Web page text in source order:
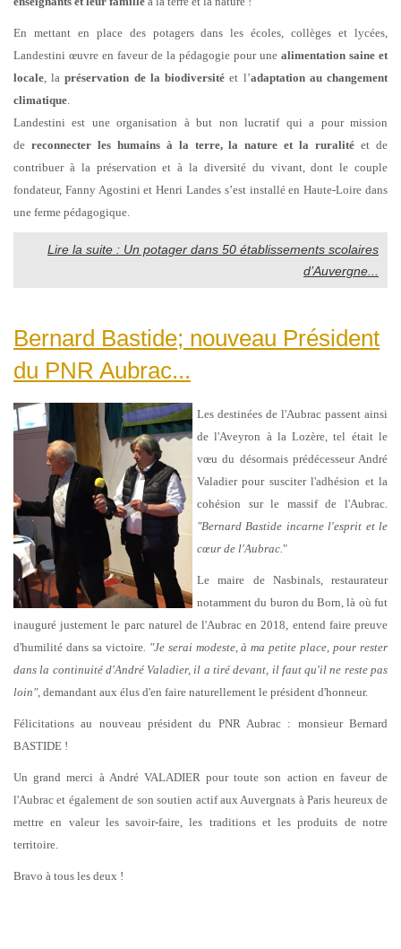
En mettant en place des potagers dans les écoles, collèges et lycées,
Landestini œuvre en faveur de la pédagogie pour une alimentation saine et
locale , lapréservation de la biodiversité et l’adaptation au changement
climatique
Landestini est une organisation à but non lucratif qui a pour mission
de reconnecter les humains à la terre, la nature et la ruralité et de
contribuer à la préservation et à la diversité du vivant, dont le couple
fondateur, Fanny Agostini et Henri Landes s’est installé en Haute-Loire dans
une ferme pédagogique.
Lire la suite : Un potager dans 50 établissements scolaires
d’Auvergne...
Bernard Bastide; nouveau Président
du PNR Aubrac...
Les destinées de l'Aubrac passent ainsi
de l'Aveyron à la Lozère, tel était le
vœu du désormais prédécesseur André
Valadier pour susciter l'adhésion et la
cohésion sur le massif de l'Aubrac.
"Bernard Bastide incarne l'esprit et le
cœur de l'Aubrac. "
Le maire de Nasbinals, restaurateur
notamment du buron du Born, là où fut
inauguré justement le parc naturel de l'Aubrac en 2018, entend faire preuve
d'humilité dans sa victoire. "Je serai modeste, à ma petite place, pour rester
dans la continuité d'André Valadier, il a tiré devant, il faut qu'il ne reste pas
loin", demandant aux élus d'en faire naturellement le président d'honneur.
Félicitations au nouveau président du PNR Aubrac : monsieur Bernard
BASTIDE !
Un grand merci à André VALADIER pour toute son action en faveur de
l'Aubrac et également de son soutien actif aux Auvergnats à Paris heureux de
mettre en valeur les savoir-faire, les traditions et les produits de notre
territoire.
Bravo à tous les deux !